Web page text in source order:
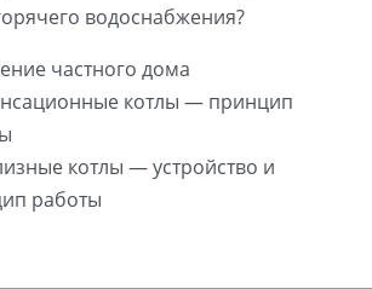
водоснабжения?
частного дома
котлы — принцип
котлы — устройство и
работы